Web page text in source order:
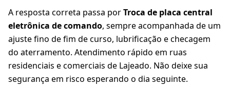
A resposta correta passa porTroca de placa central
eletrônica de comando, sempre acompanhada de um
ajuste fino de fim de curso, lubrificação e checagem
do aterramento. Atendimento rápido em ruas
residenciais e comerciais de Lajeado. Não deixe sua
segurança em risco esperando o dia seguinte.